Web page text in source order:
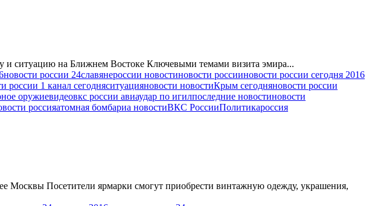
и ситуацию на Ближнем Востоке Ключевыми темами визита эмира...
новости россии 24славянероссии новостиновости россииновости россии сегодня 2016
россии 1 канал сегодняситуацияновости новостиКрым сегодняновости россии
оружиевидеовкс россии авиаудар по игилпоследние новостиновости
россияатомная бомбариа новостиВКС РоссииПолитикароссия
Посетители ярмарки смогут приобрести винтажную одежду, украшения,